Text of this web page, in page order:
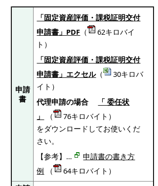
申請
書
「固定資産評価・課税証明交付
申請書」PDF （
62キロバイ
ト）
「固定資産評価・課税証明交付
申請書」エクセル（
30キロバ
イト）
代理申請の場合
「 委任状
」
（
76キロバイト）
をダウンロードしてお使いくだ
さい。
【参考】…
申請書の書き方
例 （
64キロバイト）